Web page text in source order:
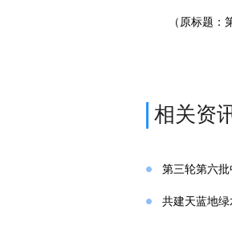
（原标题：
相关资
第三轮第六
共建天蓝地